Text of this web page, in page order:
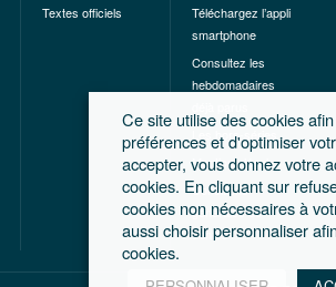
Textes officiels
Téléchargez l’appli
smartphone
Consultez les
hebdomadaires
Les hors-séries
Mentions légales
Conditions
générales de
ventes
Ce site utilise des cookies
préférences et d'optimiser
accepter, vous donnez votre
cookies. En cliquant sur
cookies non nécessaires à
aussi choisir personnaliser
cookies.